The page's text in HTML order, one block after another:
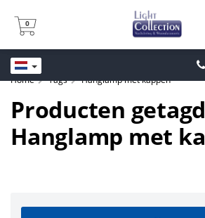
0
0
Home Tags Hanglamp met kappen
Producten
Hanglamp met